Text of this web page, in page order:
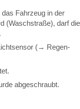
Fahrzeug in der
(Waschstraße), darf die
(→ Regen-
abgeschraubt.